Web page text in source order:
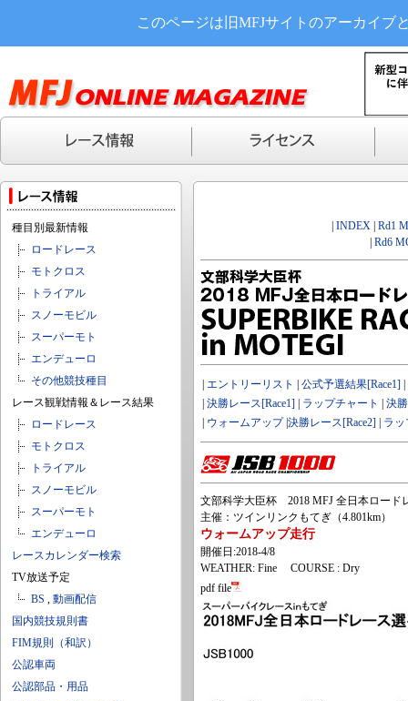
このページは旧MFJサイトのアーカイブ
種目別最新情報
ロードレース
モトクロス
トライアル
スノーモビル
スーパーモト
エンデューロ
その他競技種目
レース観戦情報＆レース結果
ロードレース
モトクロス
トライアル
スノーモビル
スーパーモト
エンデューロ
レースカレンダー検索
TV放送予定
BS , 動画配信
国内競技規則書
FIM規則（和訳）
公認車両
公認部品・用品
INDEX| Rd1
Rd6
エントリーリスト 公式予選結果[Race1]
決勝レース[Race1] ラップチャート
決
ウォームアップ| 決勝レース[Race2] ラ
文部科学大臣杯 2018 MFJ 全日本ロード
主催：ツインリンクもてぎ（4.801km）
ウォームアップ走行
開催日:2018-4/8
WEATHER: Fine COURSE : Dry
pdf file